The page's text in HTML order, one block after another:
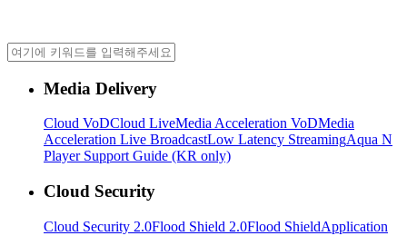
Media Delivery
Cloud VoDCloud LiveMedia Acceleration VoDMedia
Acceleration Live BroadcastLow Latency StreamingAqua N
Player Support Guide (KR only)
Cloud Security
Cloud Security 2.0Flood Shield 2.0Flood ShieldApplication